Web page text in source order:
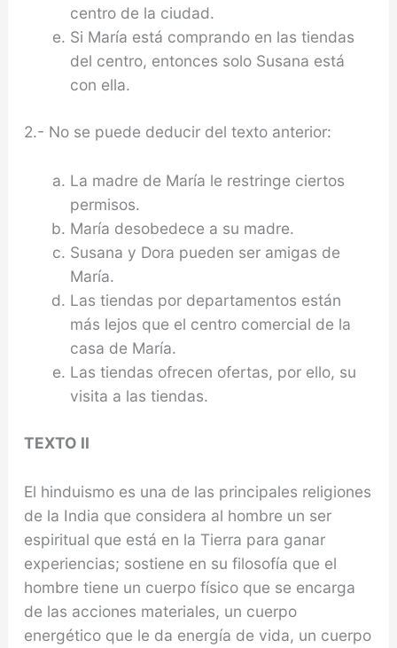
centro de la ciudad.
Si María está comprando en las tiendas
del centro, entonces solo Susana está
con ella.
2.- No se puede deducir del texto anterior:
La madre de María le restringe ciertos
permisos.
María desobedece a su madre.
Susana y Dora pueden ser amigas de
María.
Las tiendas por departamentos están
más lejos que el centro comercial de la
casa de María.
Las tiendas ofrecen ofertas, por ello, su
visita a las tiendas.
TEXTO II
El hinduismo es una de las principales religiones
de la India que considera al hombre un ser
espiritual que está en la Tierra para ganar
experiencias; sostiene en su filosofía que el
hombre tiene un cuerpo físico que se encarga
de las acciones materiales, un cuerpo
energético que le da energía de vida, un cuerpo